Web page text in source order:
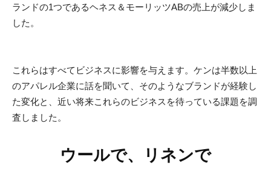
ランドの1つであるヘネス＆モーリッツABの売上が減少しま
した。
これらはすべてビジネスに影響を与えます。ケンは半数以上
のアパレル企業に話を聞いて、そのようなブランドが経験し
た変化と、近い将来これらのビジネスを待っている課題を調
査しました。
ウールで、リネンで